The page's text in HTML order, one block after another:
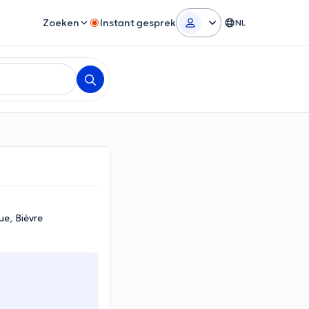
Zoeken Instant gesprek NL
Bièvre